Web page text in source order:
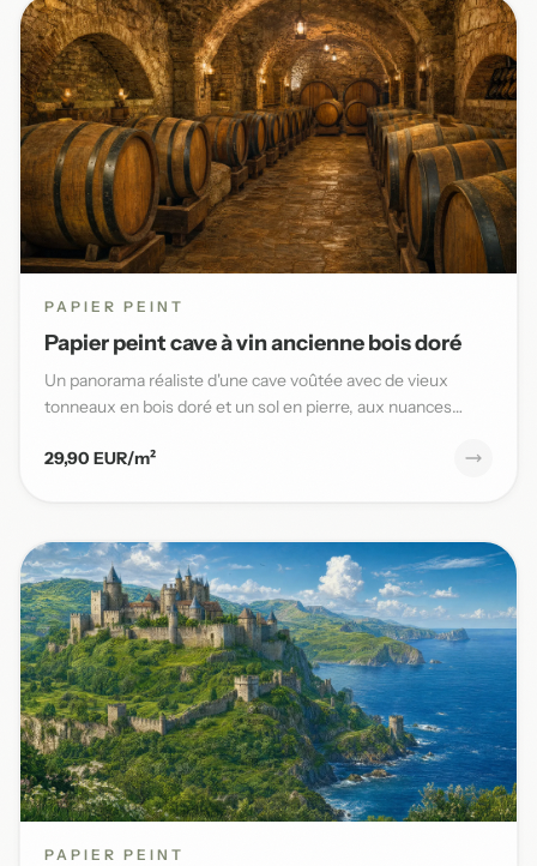
PAPIER PEINT
Papier peint cave à vin ancienne bois doré
Un panorama réaliste d'une cave voûtée avec de vieux
tonneaux en bois doré et un sol en pierre, aux nuances
29,90 EUR/m²
PAPIER PEINT